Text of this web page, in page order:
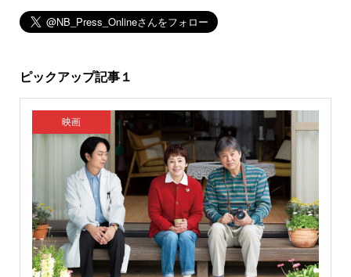
ピックアップ記事１
映画